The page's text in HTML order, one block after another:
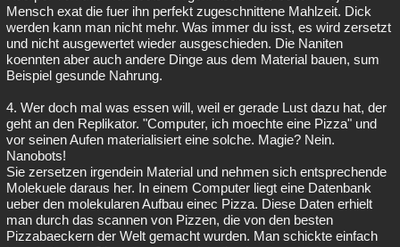
Mensch exat die fuer ihn perfekt zugeschnittene Mahlzeit. Dick
werden kann man nicht mehr. Was immer du isst, es wird zersetzt
und nicht ausgewertet wieder ausgeschieden. Die Naniten
koennten aber auch andere Dinge aus dem Material bauen, sum
Beispiel gesunde Nahrung.
4. Wer doch mal was essen will, weil er gerade Lust dazu hat, der
geht an den Replikator. "Computer, ich moechte eine Pizza" und
vor seinen Aufen materialisiert eine solche. Magie? Nein.
Nanobots!
Sie zersetzen irgendein Material und nehmen sich entsprechende
Molekuele daraus her. In einem Computer liegt eine Datenbank
ueber den molekularen Aufbau einec Pizza. Diese Daten erhielt
man durch das scannen von Pizzen, die von den besten
Pizzabaeckern der Welt gemacht wurden. Man schickte einfach